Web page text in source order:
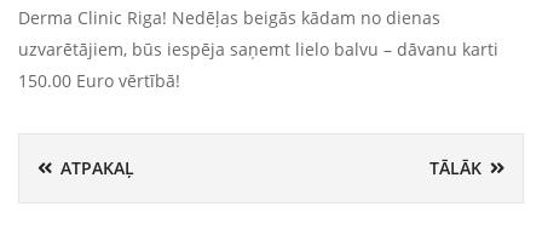
Derma Clinic Riga! Nedēļas beigās kādam no dienas
uzvarētājiem, būs iespēja saņemt lielo balvu – dāvanu karti
150.00 Euro vērtībā!
ATPAKAĻ TĀLĀK